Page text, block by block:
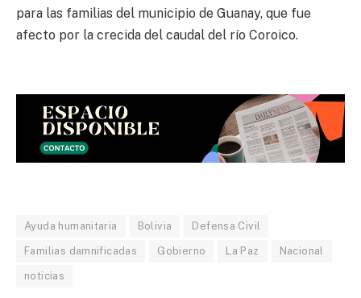
para las familias del municipio de Guanay, que fue
afecto por la crecida del caudal del río Coroico.
Ayuda humanitaria Bolivia Defensa Civil
Familias damnificadas Gobierno La Paz Nacional
noticias